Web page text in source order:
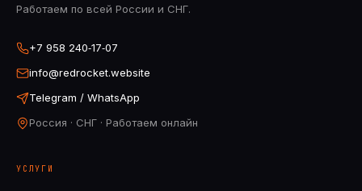
Работаем по всей России и СНГ.
+7 958 240‑17‑07
info@redrocket.website
Telegram / WhatsApp
Россия · СНГ · Работаем онлайн
УСЛУГИ